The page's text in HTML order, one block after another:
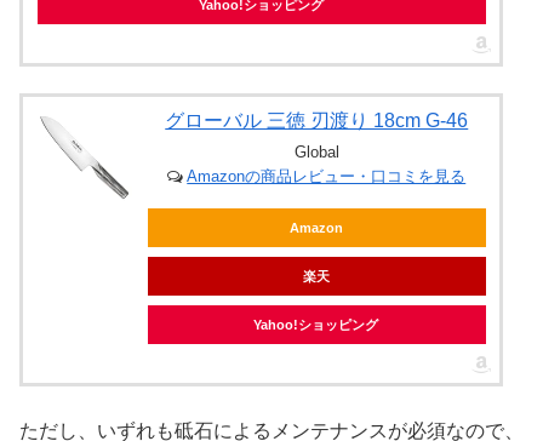
Yahoo!ショッピング
グローバル 三徳 刃渡り 18cm G-46
Global
Amazonの商品レビュー・口コミを見る
Amazon
楽天
Yahoo!ショッピング
ただし、いずれも砥石によるメンテナンスが必須なので、